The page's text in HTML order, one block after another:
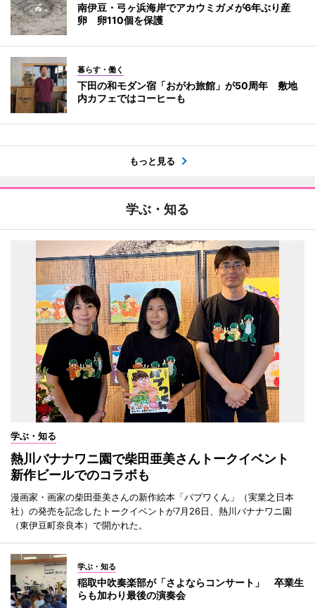
南伊豆・弓ヶ浜海岸でアカウミガメが6年ぶり産
卵 卵110個を保護
暮らす・働く
下田の和モダン宿「おがわ旅館」が50周年 敷地
内カフェではコーヒーも
もっと見る
学ぶ・知る
学ぶ・知る
熱川バナナワニ園で柴田亜美さんトークイベント
新作ビールでのコラボも
漫画家・画家の柴田亜美さんの新作絵本「パプワくん」（実業之日本
社）の発売を記念したトークイベントが7月26日、熱川バナナワニ園
（東伊豆町奈良本）で開かれた。
学ぶ・知る
稲取中吹奏楽部が「さよならコンサート」 卒業生
らも加わり最後の演奏会